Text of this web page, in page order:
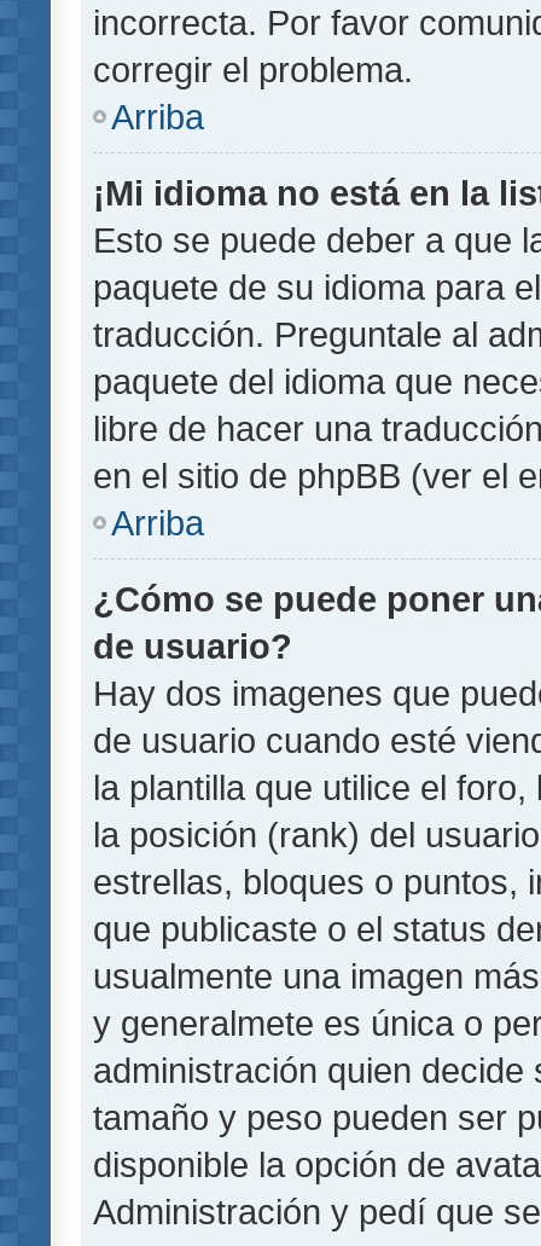
incorrecta. Por favor
corregir el problema.
Arriba
¡Mi idioma no está en la
Esto se puede deber a que
paquete de su idioma para
traducción. Preguntale al
paquete del idioma que
libre de hacer una
en el sitio de phpBB (ver el
Arriba
¿Cómo se puede poner
de usuario?
Hay dos imagenes que
de usuario cuando esté
la plantilla que utilice el
la posición (rank) del
estrellas, bloques o puntos,
que publicaste o el status
usualmente una imagen
y generalmete es única o
administración quien
tamaño y peso pueden ser
disponible la opción de
Administración y pedí que